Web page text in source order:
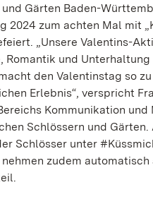
und Gärten Baden-
2024 zum achten Mal mit
„Unsere Valentins-
Romantik und
den Valentinstag so
Erlebnis“, verspricht
Kommunikation
Schlössern und
Schlösser unter
zudem automatisch